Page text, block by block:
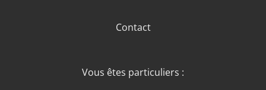
Contact
Vous êtes particuliers :